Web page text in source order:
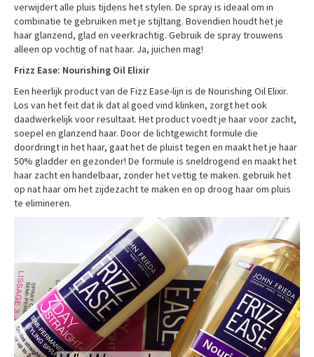
verwijdert alle pluis tijdens het stylen. De spray is ideaal om in
combinatie te gebruiken met je stijltang. Bovendien houdt het je
haar glanzend, glad en veerkrachtig. Gebruik de spray trouwens
alleen op vochtig of nat haar. Ja, juichen mag!
Frizz Ease: Nourishing Oil Elixir
Een heerlijk product van de Fizz Ease-lijn is de Nourishing Oil Elixir.
Los van het feit dat ik dat al goed vind klinken, zorgt het ook
daadwerkelijk voor resultaat. Het product voedt je haar voor zacht,
soepel en glanzend haar. Door de lichtgewicht formule die
doordringt in het haar, gaat het de pluist tegen en maakt het je haar
50% gladder en gezonder! De formule is sneldrogend en maakt het
haar zacht en handelbaar, zonder het vettig te maken. gebruik het
op nat haar om het zijdezacht te maken en op droog haar om pluis
te elimineren.